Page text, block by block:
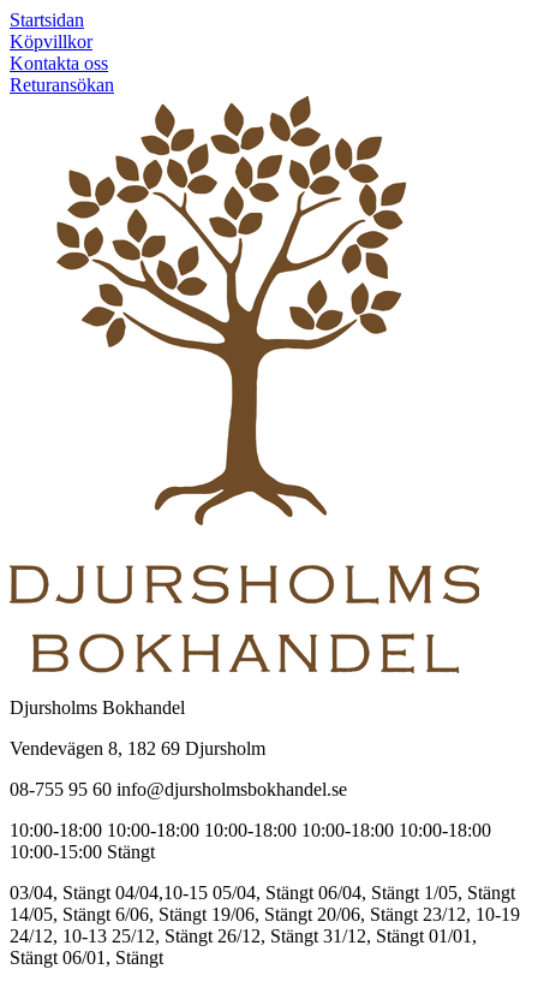
Startsidan
Köpvillkor
Kontakta oss
Returansökan
Djursholms Bokhandel
Vendevägen 8, 182 69 Djursholm
08-755 95 60 info@djursholmsbokhandel.se
10:00-18:00 10:00-18:00 10:00-18:00 10:00-18:00 10:00-18:00
10:00-15:00 Stängt
03/04, Stängt 04/04,10-15 05/04, Stängt 06/04, Stängt 1/05, Stängt
14/05, Stängt 6/06, Stängt 19/06, Stängt 20/06, Stängt 23/12, 10-19
24/12, 10-13 25/12, Stängt 26/12, Stängt 31/12, Stängt 01/01,
Stängt 06/01, Stängt